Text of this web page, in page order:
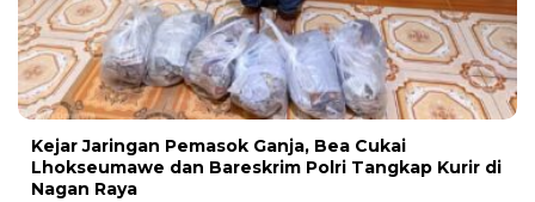
Kejar Jaringan Pemasok Ganja, Bea Cukai
Lhokseumawe dan Bareskrim Polri Tangkap Kurir di
Nagan Raya